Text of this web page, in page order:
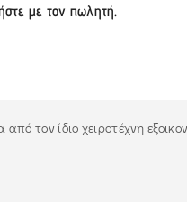
με τον πωλητή.
τον ίδιο χειροτέχνη